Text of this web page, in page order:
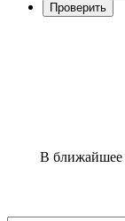
Проверить
В ближайшее